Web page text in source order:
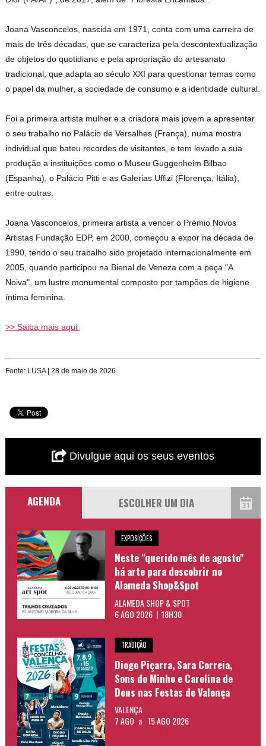
Joana Vasconcelos, nascida em 1971, conta com uma carreira de
mais de três décadas, que se caracteriza pela descontextualização
de objetos do quotidiano e pela apropriação do artesanato
tradicional, que adapta ao século XXI para questionar temas como
o papel da mulher, a sociedade de consumo e a identidade cultural.
Foi a primeira artista mulher e a criadora mais jovem a apresentar
o seu trabalho no Palácio de Versalhes (França), numa mostra
individual que bateu recordes de visitantes, e tem levado a sua
produção a instituições como o Museu Guggenheim Bilbao
(Espanha), o Palácio Pitti e as Galerias Uffizi (Florença, Itália),
entre outras.
Joana Vasconcelos, primeira artista a vencer o Prémio Novos
Artistas Fundação EDP, em 2000, começou a expor na década de
1990, tendo o seu trabalho sido projetado internacionalmente em
2005, quando participou na Bienal de Veneza com a peça "A
Noiva", um lustre monumental composto por tampões de higiene
íntima feminina.
>> Saiba mais aqui
Fonte: LUSA | 28 de maio de 2026
Divulgue aqui os seus eventos
AGENDA
EXPOSIÇÕES
Neste "querido mês de agosto"
há arte para descobrir no
Alameda Shop&Spot
ALAMEDA SHOP & SPOT
6 AGO 2026 | 18H30
TRADIÇÃO
Diogo Piçarra, Sara Correia,
Sons do Minho e Carolina de
Deus nas Festas de Valença
VALENÇA
7 AGO a 15 AGO 2026